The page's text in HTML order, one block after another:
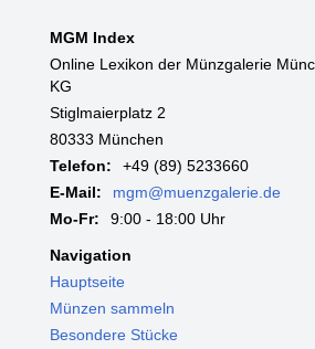
MGM Index
Online Lexikon der Münzgalerie
KG
Stiglmaierplatz 2
80333 München
Telefon:
+49 (89) 5233660
E-Mail:
mgm@muenzgalerie.de
Mo-Fr:
9:00 - 18:00 Uhr
Navigation
Hauptseite
Münzen sammeln
Besondere Stücke